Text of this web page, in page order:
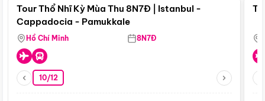
Tour Thổ Nhĩ Kỳ Mùa Thu 8N7Đ | Istanbul -
Cappadocia - Pamukkale
Hồ Chí Minh 8N7Đ
10/12